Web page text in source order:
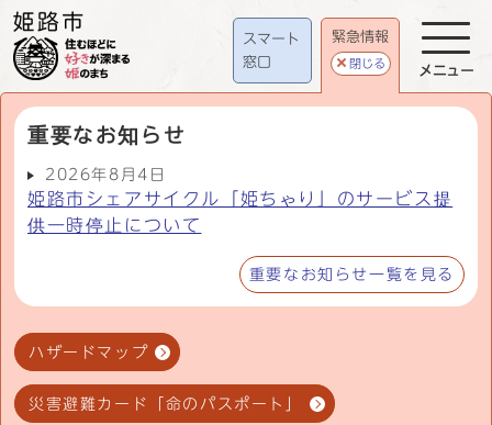
スマート
窓口
緊急情報
閉じる
重要なお知らせ
2026年8月4日
姫路市シェアサイクル「姫ちゃり」のサービス提
供一時停止について
重要なお知らせ一覧を見る
ハザードマップ
災害避難カード「命のパスポート」
メニュー